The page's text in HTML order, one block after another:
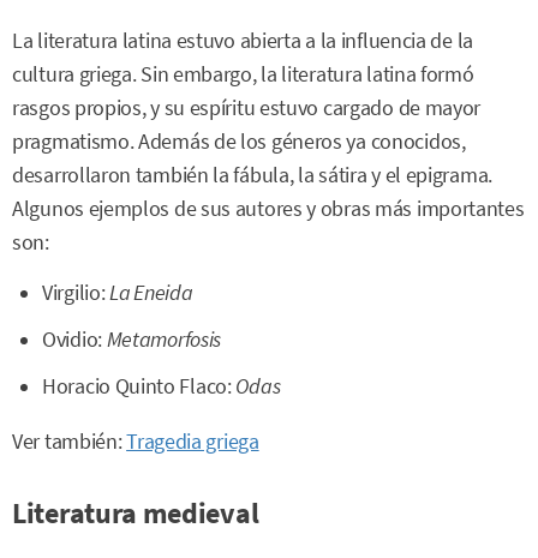
La literatura latina estuvo abierta a la influencia de la
cultura griega. Sin embargo, la literatura latina formó
rasgos propios, y su espíritu estuvo cargado de mayor
pragmatismo. Además de los géneros ya conocidos,
desarrollaron también la fábula, la sátira y el epigrama.
Algunos ejemplos de sus autores y obras más importantes
son:
Virgilio:La Eneida
Ovidio:Metamorfosis
Horacio Quinto Flaco:Odas
Ver también:Tragedia griega
Literatura medieval